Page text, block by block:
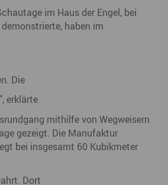
im Haus der Engel, bei
haben im
Die
erklärte
mithilfe von Wegweisern
gezeigt. Die Manufaktur
bei insgesamt 60 Kubikmeter
Dort